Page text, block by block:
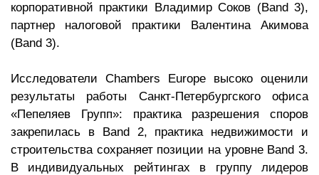
корпоративной практики Владимир Соков (Band 3),
партнер налоговой практики Валентина Акимова
(Band 3).
Исследователи Chambers Europe высоко оценили
результаты работы Санкт-Петербургского офиса
«Пепеляев Групп»: практика разрешения споров
закрепилась в Band 2, практика недвижимости и
строительства сохраняет позиции на уровне Band 3.
В индивидуальных рейтингах в группу лидеров